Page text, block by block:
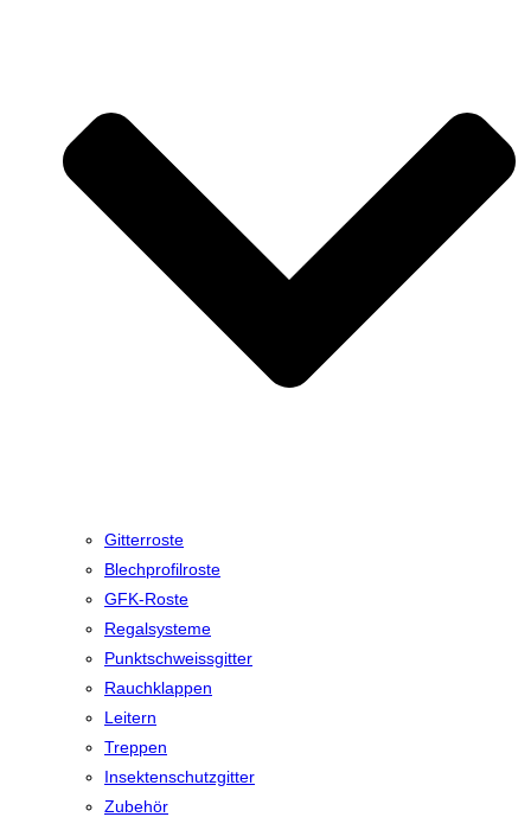
Gitterroste
Blechprofilroste
GFK-Roste
Regalsysteme
Punktschweissgitter
Rauchklappen
Leitern
Treppen
Insektenschutzgitter
Zubehör